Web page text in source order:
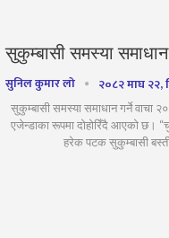
सुकुम्बासी समस्या
सुनिल कुमार लो २०८२ माघ २२,
सुकुम्बासी समस्या समाधान गर्ने वाचा
एजेन्डाका रूपमा दोहोरिँदै आएको छ।
हरेक पटक सुकुम्बासी